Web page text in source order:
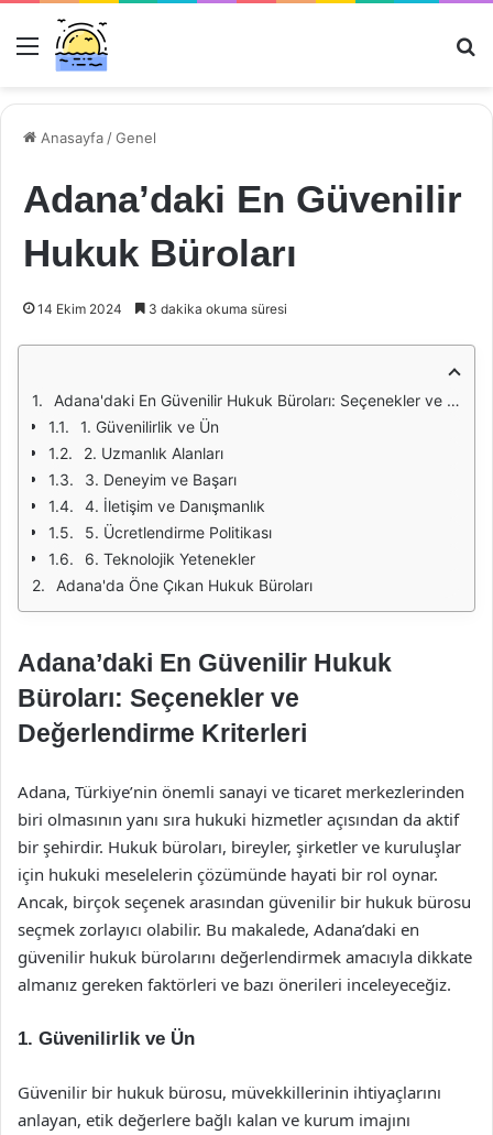
Menü
Anasayfa /Genel
Adana’daki En Güvenilir
Hukuk Büroları
14 Ekim 2024 3 dakika okuma süresi
Adana'daki En Güvenilir Hukuk Büroları: Seçenekler ve Değerlendirme Kriterleri
1. Güvenilirlik ve Ün
2. Uzmanlık Alanları
3. Deneyim ve Başarı
4. İletişim ve Danışmanlık
5. Ücretlendirme Politikası
6. Teknolojik Yetenekler
Adana'da Öne Çıkan Hukuk Büroları
Adana’daki En Güvenilir Hukuk
Büroları: Seçenekler ve
Değerlendirme Kriterleri
Adana, Türkiye’nin önemli sanayi ve ticaret merkezlerinden
biri olmasının yanı sıra hukuki hizmetler açısından da aktif
bir şehirdir. Hukuk büroları, bireyler, şirketler ve kuruluşlar
için hukuki meselelerin çözümünde hayati bir rol oynar.
Ancak, birçok seçenek arasından güvenilir bir hukuk bürosu
seçmek zorlayıcı olabilir. Bu makalede, Adana’daki en
güvenilir hukuk bürolarını değerlendirmek amacıyla dikkate
almanız gereken faktörleri ve bazı önerileri inceleyeceğiz.
1. Güvenilirlik ve Ün
Güvenilir bir hukuk bürosu, müvekkillerinin ihtiyaçlarını
anlayan, etik değerlere bağlı kalan ve kurum imajını